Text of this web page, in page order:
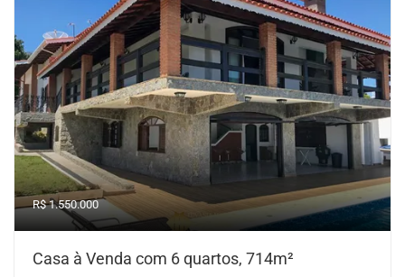
R$ 1.550.000
Casa à Venda com 6 quartos, 714m²